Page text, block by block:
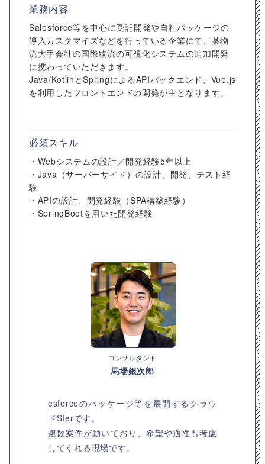
業務内容
Salesforce等を中心に受託開発や自社パッケージの
導入カスタマイズなどを行っている企業にて、某物
流大手会社の国際物流の可視化システムの追加開発
に携わっていただきます。
Java/KotlinとSpringによるAPIバックエンド、Vue.js
を利用したフロントエンドの開発が主となります。
必須スキル
・Webシステムの設計／開発経験5年以上
・Java（サーバーサイド）の設計、開発、テスト経
験
・APIの設計、開発経験（SPA構築経験）
・SpringBootを用いた開発経験
コンサルタント
馬場銀次郎
esforceのパッケージ等を展開するクラウ
ドSIerです。
複数案件が動いており、希望や適性も考慮
してくれる現場です。